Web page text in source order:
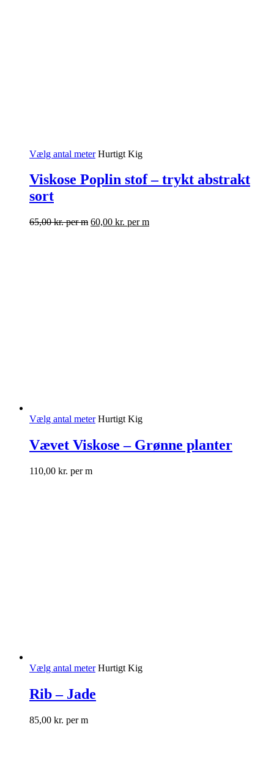
Vælg antal meter Hurtigt Kig
Viskose Poplin stof – trykt abstrakt
sort
65,00kr.per m 60,00 kr. per m
Vælg antal meter Hurtigt Kig
Vævet Viskose – Grønne planter
110,00 kr. per m
Vælg antal meter Hurtigt Kig
Rib – Jade
85,00 kr. per m